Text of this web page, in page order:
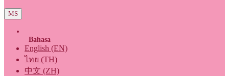
MS
Bahasa
English (EN)
ไทย (TH)
中文 (ZH)